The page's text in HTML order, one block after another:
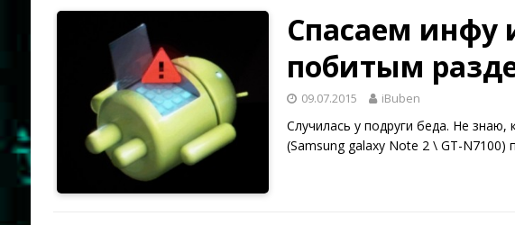
Спасаем инфу
побитым
09.07.2015 iBuben
Случилась у подруги беда. Не
(Samsung galaxy Note 2 \ GT-N7100)